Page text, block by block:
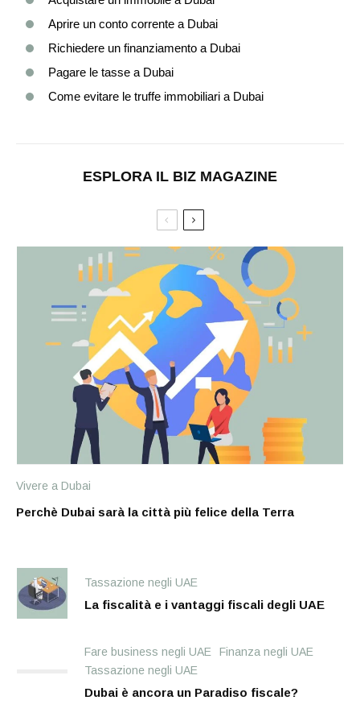
Aprire un conto corrente a Dubai
Richiedere un finanziamento a Dubai
Pagare le tasse a Dubai
Come evitare le truffe immobiliari a Dubai
ESPLORA IL BIZ MAGAZINE
Vivere a Dubai
Perchè Dubai sarà la città più felice della Terra
Tassazione negli UAE
La fiscalità e i vantaggi fiscali degli UAE
Fare business negli UAE
Finanza negli UAE
Tassazione negli UAE
Dubai è ancora un Paradiso fiscale?